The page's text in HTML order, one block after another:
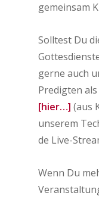
gemeinsam
Solltest Du
gerne auch
Predigten
[hier…] (aus
unserem
de Live-
Wenn Du